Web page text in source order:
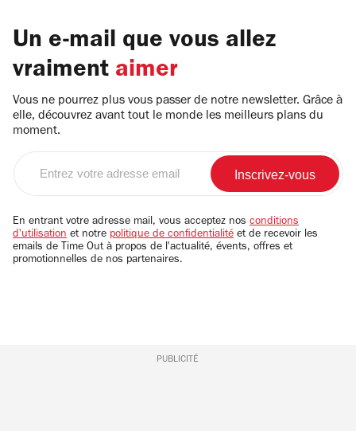
Un e-mail que vous allez
vraiment aimer
Vous ne pourrez plus vous passer de notre newsletter. Grâce à
elle, découvrez avant tout le monde les meilleurs plans du
moment.
email
En entrant votre adresse mail, vous acceptez nos conditions
d'utilisation et notre politique de confidentialité et de recevoir les
emails de Time Out à propos de l'actualité, évents, offres et
promotionnelles de nos partenaires.
PUBLICITÉ